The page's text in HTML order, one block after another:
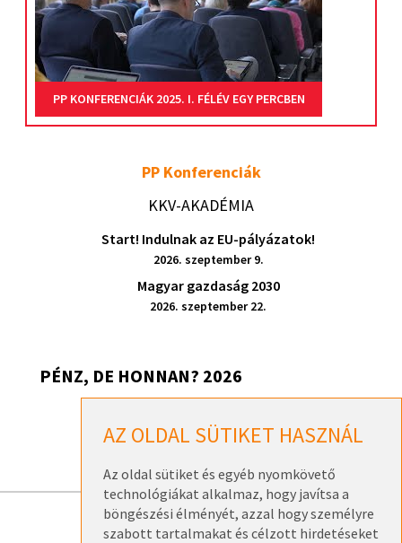
AZ OLDAL SÜTIKET HASZNÁL
Az oldal sütiket és egyéb nyomkövető
technológiákat alkalmaz, hogy javítsa a
böngészési élményét, azzal hogy személyre
szabott tartalmakat és célzott hirdetéseket
PP KONFERENCIÁK 2025. I. FÉLÉV EGY PERCBEN
PP Konferenciák
KKV-AKADÉMIA
Start! Indulnak az EU-pályázatok!
2026. szeptember 9.
Magyar gazdaság 2030
2026. szeptember 22.
PÉNZ, DE HONNAN? 2026
2026. szeptember 17.
ELÉRHETŐSÉGEK